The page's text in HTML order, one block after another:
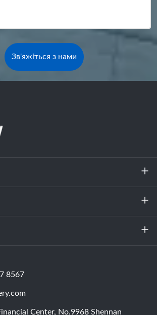
Зв'яжіться з нами
та серверна кімната
8567
Center, No.9968 Shennan